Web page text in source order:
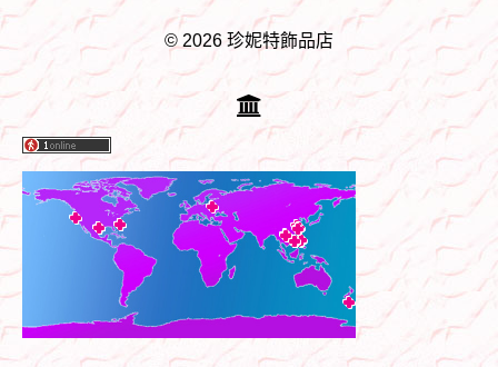
© 2026 珍妮特飾品店